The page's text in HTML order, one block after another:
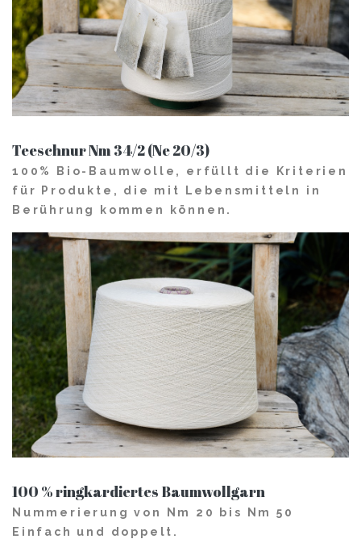
Teeschnur Nm 34/2 (Ne 20/3)
100% Bio-Baumwolle, erfüllt die Kriterien
für Produkte, die mit Lebensmitteln in
Berührung kommen können.
100 % ringkardiertes Baumwollgarn
Nummerierung von Nm 20 bis Nm 50
Einfach und doppelt.